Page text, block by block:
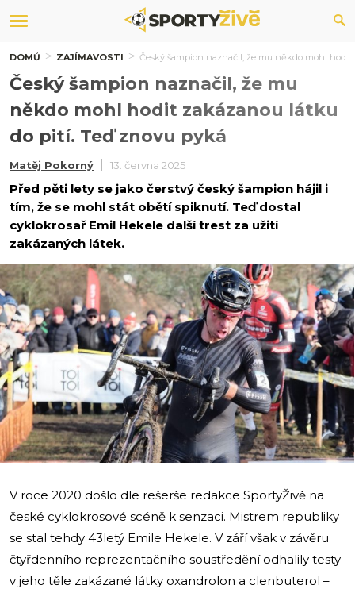
DOMŮ ZAJÍMAVOSTI Český šampion naznačil, že mu někdo mohl
Český šampion naznačil, že mu
někdo mohl hodit zakázanou látku
do pití. Teď znovu pyká
Matěj Pokorný 13. června 2025
Před pěti lety se jako čerstvý český šampion hájil i
tím, že se mohl stát obětí spiknutí. Teď dostal
cyklokrosař Emil Hekele další trest za užití
zakázaných látek.
i
V roce 2020 došlo dle rešerše redakce SportyŽivě na
české cyklokrosové scéně k senzaci. Mistrem republiky
se stal tehdy 43letý Emile Hekele. V září však v závěru
čtyřdenního reprezentačního soustředění odhalily testy
v jeho těle zakázané látky oxandrolon a clenbuterol –